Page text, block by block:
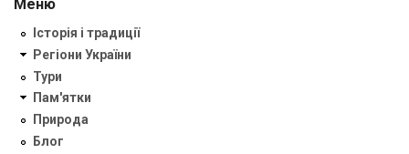
Меню
Історія і традиції
Регіони України
Тури
Пам'ятки
Природа
Блог